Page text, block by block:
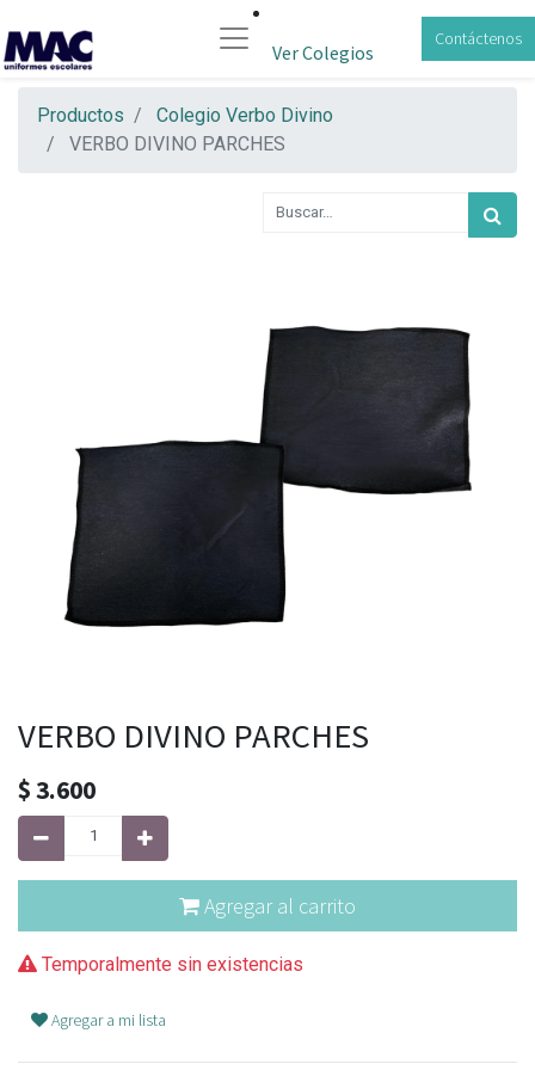
Ver Colegios
Contáctenos
Productos
Colegio Verbo Divino
VERBO DIVINO PARCHES
VERBO DIVINO PARCHES
$3.600
Agregar al carrito
Temporalmente sin existencias
Agregar a mi lista